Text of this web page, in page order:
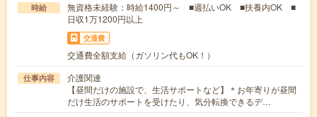
時給
無資格未経験：時給1400円～ ■週払いOK ■扶養内OK ■
日収1万1200円以上
交通費
交通費全額支給（ガソリン代もOK！）
仕事内容
介護関連
【昼間だけの施設で、生活サポートなど】＊お年寄りが昼間
だけ生活のサポートを受けたり、気分転換できるデ…